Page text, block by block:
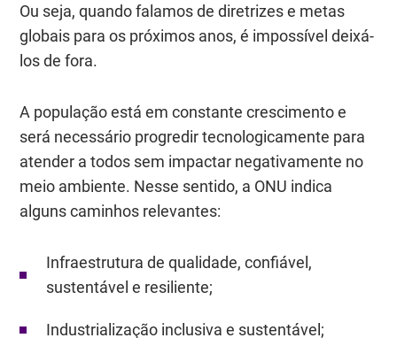
Ou seja, quando falamos de diretrizes e metas
globais para os próximos anos, é impossível deixá-
los de fora.
A população está em constante crescimento e
será necessário progredir tecnologicamente para
atender a todos sem impactar negativamente no
meio ambiente. Nesse sentido, a ONU indica
alguns caminhos relevantes:
Infraestrutura de qualidade, confiável,
sustentável e resiliente;
Industrialização inclusiva e sustentável;